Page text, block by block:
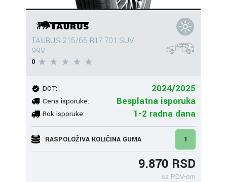
TAURUS 215/65 R17 701 SUV
99V
0
DOT: 2024/2025
Cena isporuke: Besplatna isporuka
Rok isporuke: 1-2 radna dana
RASPOLOŽIVA KOLIČINA GUMA 1
9.870 RSD
sa PDV-om